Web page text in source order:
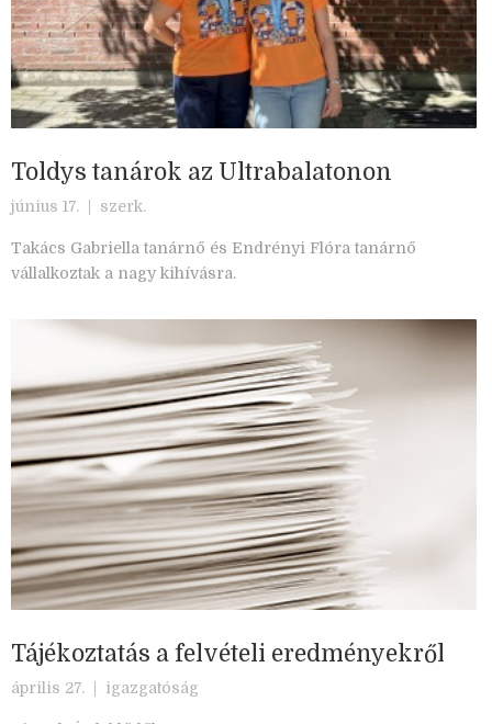
Toldys tanárok az Ultrabalatonon
június 17. | szerk.
Takács Gabriella tanárnő és Endrényi Flóra tanárnő
vállalkoztak a nagy kihívásra.
Tájékoztatás a felvételi eredményekről
április 27. | igazgatóság